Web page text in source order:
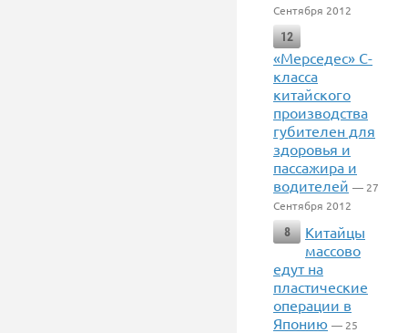
Сентября 2012
12
«Мерседес» С-
класса
китайского
производства
губителен для
здоровья и
пассажира и
водителей — 27
Сентября 2012
8
Китайцы
массово
едут на
пластические
операции в
Японию — 25